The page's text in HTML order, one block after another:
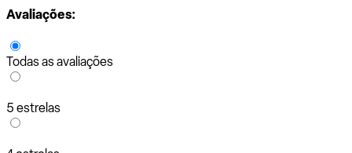
Avaliações:
Todas as avaliações
5 estrelas